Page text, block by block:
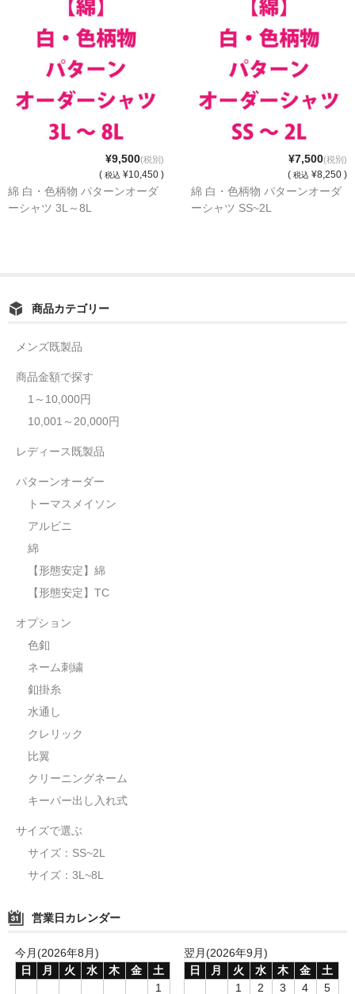
¥9,500(税別)
( 税込 ¥10,450 )
綿 白・色柄物 パターンオーダ
ーシャツ 3L～8L
¥7,500(税別)
( 税込 ¥8,250 )
綿 白・色柄物 パターンオーダ
ーシャツ SS~2L
商品カテゴリー
メンズ既製品
商品金額で探す
1～10,000円
10,001～20,000円
レディース既製品
パターンオーダー
トーマスメイソン
アルビニ
綿
【形態安定】綿
【形態安定】TC
オプション
色釦
ネーム刺繍
釦掛糸
水通し
クレリック
比翼
クリーニングネーム
キーパー出し入れ式
サイズで選ぶ
サイズ：SS~2L
サイズ：3L~8L
営業日カレンダー
今月(2026年8月)
日
月 火 水 木 金
土
1
翌月(2026年9月)
日
月 火 水 木 金
土
1
2 3 4 5